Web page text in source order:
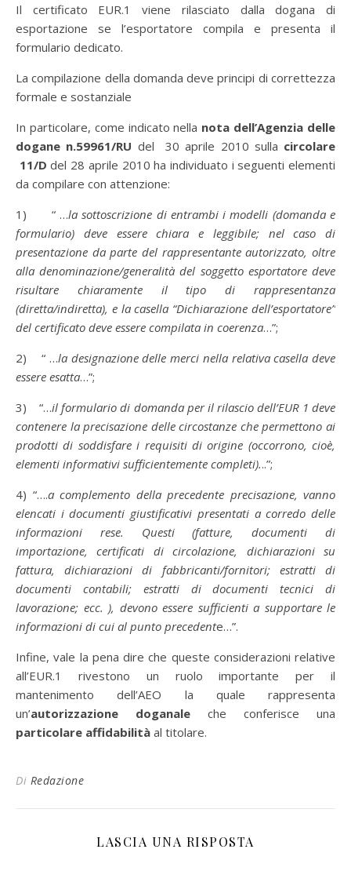
Il certificato EUR.1 viene rilasciato dalla dogana di
esportazione se l’esportatore compila e presenta il
formulario dedicato.
La compilazione della domanda deve principi di correttezza
formale e sostanziale
In particolare, come indicato nella nota dell’Agenzia delle
dogane n.59961/RU del 30 aprile 2010 sulla circolare
11/D del 28 aprile 2010 ha individuato i seguenti elementi
da compilare con attenzione:
1) “ …la sottoscrizione di entrambi i modelli (domanda e
formulario) deve essere chiara e leggibile; nel caso di
presentazione da parte del rappresentante autorizzato, oltre
alla denominazione/generalità del soggetto esportatore deve
risultare chiaramente il tipo di rappresentanza
(diretta/indiretta), e la casella “Dichiarazione dell’esportatore”
del certificato deve essere compilata in coerenza…”;
2) “ …la designazione delle merci nella relativa casella deve
essere esatta…”;
3) “…il formulario di domanda per il rilascio dell’EUR 1 deve
contenere la precisazione delle circostanze che permettono ai
prodotti di soddisfare i requisiti di origine (occorrono, cioè,
elementi informativi sufficientemente completi)...”;
4) “….a complemento della precedente precisazione, vanno
elencati i documenti giustificativi presentati a corredo delle
informazioni rese. Questi (fatture, documenti di
importazione, certificati di circolazione, dichiarazioni su
fattura, dichiarazioni di fabbricanti/fornitori; estratti di
documenti contabili; estratti di documenti tecnici di
lavorazione; ecc. ), devono essere sufficienti a supportare le
informazioni di cui al punto precedente…”.
Infine, vale la pena dire che queste considerazioni relative
all’EUR.1 rivestono un ruolo importante per il
mantenimento dell’AEO la quale rappresenta
un’autorizzazione doganale che conferisce una
particolare affidabilità al titolare.
Di Redazione
LASCIA UNA RISPOSTA